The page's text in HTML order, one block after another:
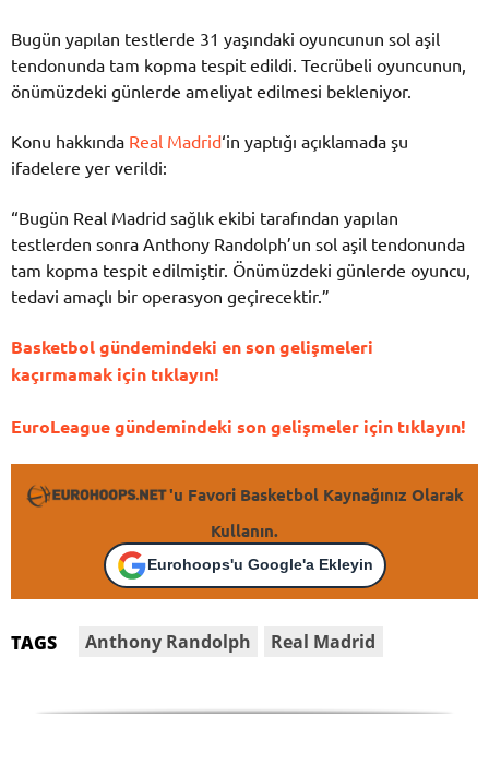
Bugün yapılan testlerde 31 yaşındaki oyuncunun sol aşil
tendonunda tam kopma tespit edildi. Tecrübeli oyuncunun,
önümüzdeki günlerde ameliyat edilmesi bekleniyor.
Konu hakkında Real Madrid‘in yaptığı açıklamada şu
ifadelere yer verildi:
“Bugün Real Madrid sağlık ekibi tarafından yapılan
testlerden sonra Anthony Randolph’un sol aşil tendonunda
tam kopma tespit edilmiştir. Önümüzdeki günlerde oyuncu,
tedavi amaçlı bir operasyon geçirecektir.”
Basketbol gündemindeki en son gelişmeleri
kaçırmamak için tıklayın!
EuroLeague gündemindeki son gelişmeler için tıklayın!
'u Favori Basketbol Kaynağınız Olarak
Kullanın.
Eurohoops'u Google'a Ekleyin
TAGS Anthony Randolph Real Madrid